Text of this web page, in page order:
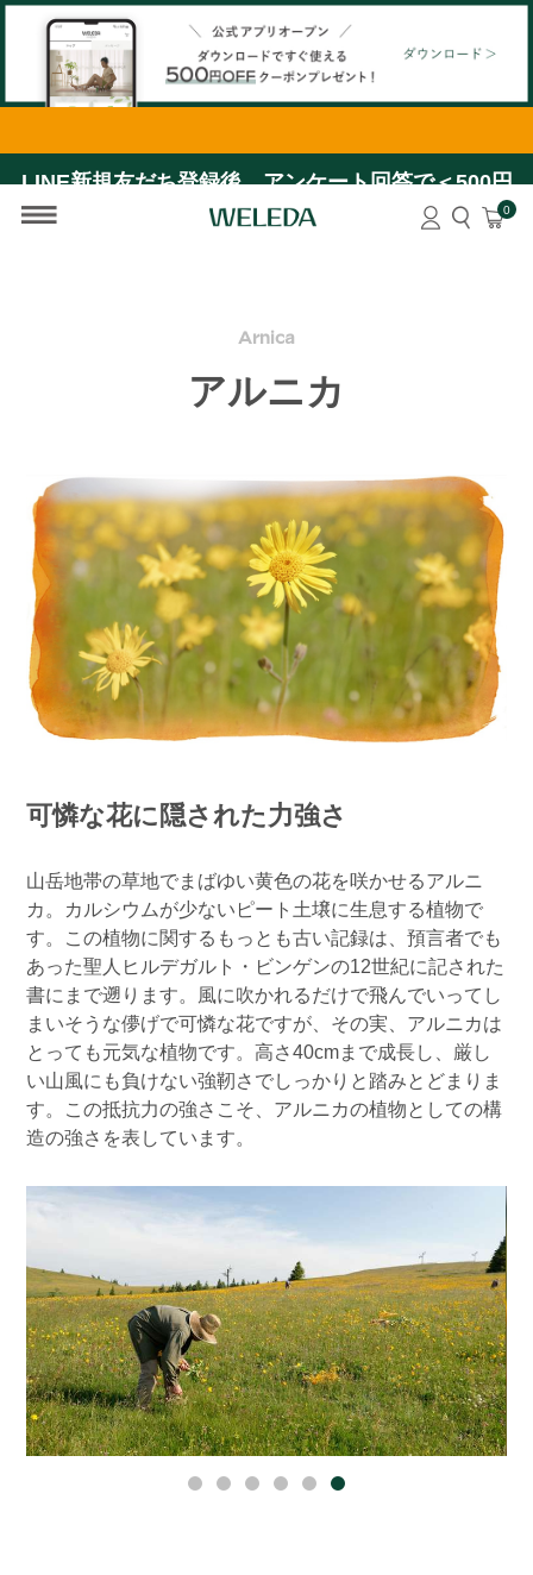
LINE新規友だち登録後、アンケート回答で＜500円
OFFクーポン＞プレゼント！
【公式アプリオープン】ダウンロードですぐ使える＜
500円OFFクーポン＞プレゼント！
0
Arnica
アルニカ
可憐な花に隠された力強さ
山岳地帯の草地でまばゆい黄色の花を咲かせるアルニ
カ。カルシウムが少ないピート土壌に生息する植物で
す。この植物に関するもっとも古い記録は、預言者でも
あった聖人ヒルデガルト・ビンゲンの12世紀に記された
書にまで遡ります。風に吹かれるだけで飛んでいってし
まいそうな儚げで可憐な花ですが、その実、アルニカは
とっても元気な植物です。高さ40cmまで成長し、厳し
い山風にも負けない強靭さでしっかりと踏みとどまりま
す。この抵抗力の強さこそ、アルニカの植物としての構
造の強さを表しています。